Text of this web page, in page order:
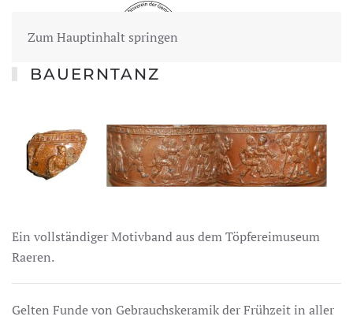
Zum Hauptinhalt springen
BAUERNTANZ
Ein vollständiger Motivband aus dem Töpfereimuseum
Raeren.
Gelten Funde von Gebrauchskeramik der Frühzeit in aller